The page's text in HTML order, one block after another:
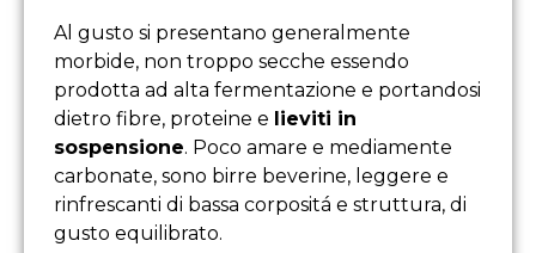
Al gusto si presentano generalmente
morbide, non troppo secche essendo
prodotta ad alta fermentazione e portandosi
dietro fibre, proteine e lieviti in
sospensione. Poco amare e mediamente
carbonate, sono birre beverine, leggere e
rinfrescanti di bassa corpositá e struttura, di
gusto equilibrato.